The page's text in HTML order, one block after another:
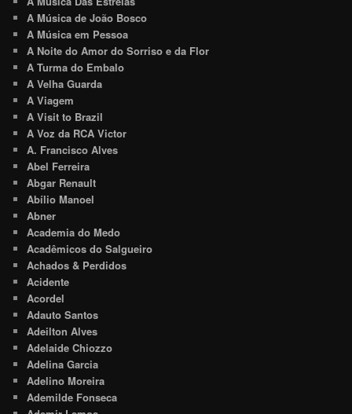
A Música de João Bosco
A Música em Pessoa
A Noite do Amor do Sorriso e da Flor
A Turma do Embalo
A Velha Guarda
A Viagem
A Visit to Brazil
A Voz da RCA Victor
A. Francisco Alves
Abel Ferreira
Abgar Renault
Abílio Manoel
Abner
Academia do Medo
Acadêmicos do Salgueiro
Achados & Perdidos
Acidente
Acordel
Adauto Santos
Adeilton Alves
Adelaide Chiozzo
Adelina Garcia
Adelino Moreira
Ademilde Fonseca